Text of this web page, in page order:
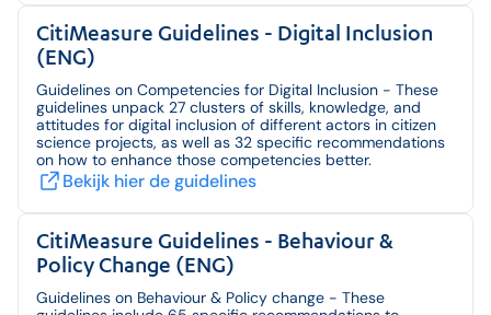
CitiMeasure Guidelines - Digital Inclusion
(ENG)
Guidelines on Competencies for Digital Inclusion - These
guidelines unpack 27 clusters of skills, knowledge, and
attitudes for digital inclusion of different actors in citizen
science projects, as well as 32 specific recommendations
on how to enhance those competencies better.
Bekijk hier de guidelines
CitiMeasure Guidelines - Behaviour &
Policy Change (ENG)
Guidelines on Behaviour & Policy change - These